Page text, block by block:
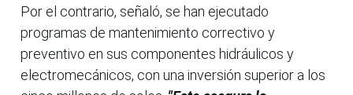
Por el contrario, señaló, se han ejecutado
programas de mantenimiento correctivo y
preventivo en sus componentes hidráulicos y
electromecánicos, con una inversión superior a los